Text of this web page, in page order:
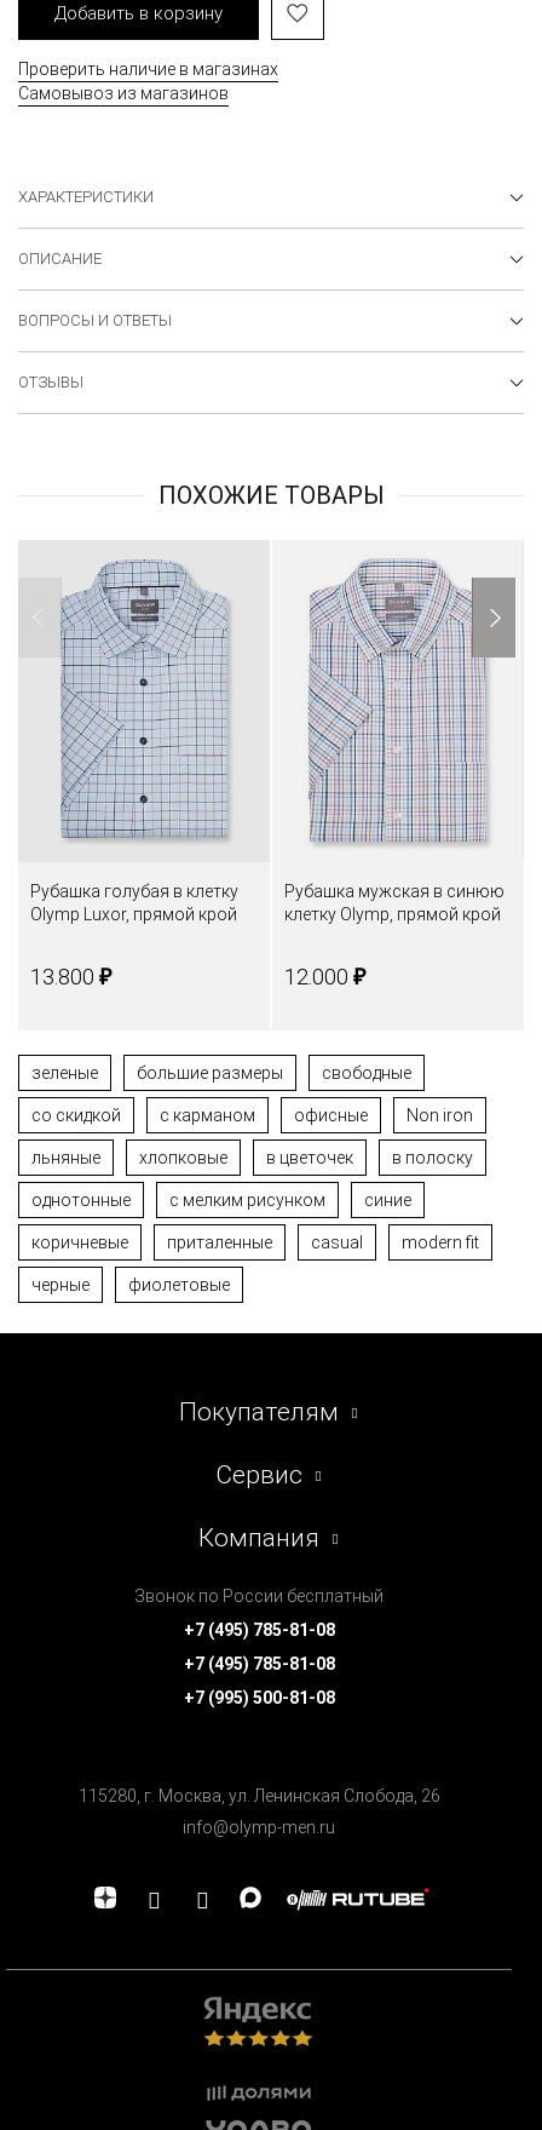
Добавить в корзину
Проверить наличие в магазинах
Самовывоз из магазинов
ХАРАКТЕРИСТИКИ
ОПИСАНИЕ
ВОПРОСЫ И ОТВЕТЫ
ОТЗЫВЫ
ПОХОЖИЕ ТОВАРЫ
Рубашка голубая в клетку
Olymp Luxor, прямой крой
13.800 ₽
Рубашка мужская в синюю
клетку Olymp, прямой крой
12.000 ₽
зеленые большие размеры свободные
со скидкой с карманом офисные Non iron
льняные хлопковые в цветочек в полоску
однотонные с мелким рисунком синие
коричневые приталенные casual modern fit
черные фиолетовые
Покупателям
Сервис
Компания
Звонок по России бесплатный
+7 (495) 785-81-08
+7 (495) 785-81-08
+7 (995) 500-81-08
115280, г. Москва, ул. Ленинская Cлобода, 26
info@olymp-men.ru